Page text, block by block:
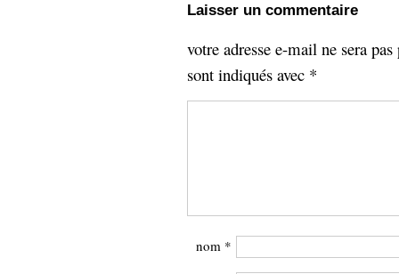
Laisser un commentaire
votre adresse e-mail ne sera
sont indiqués avec *
nom *